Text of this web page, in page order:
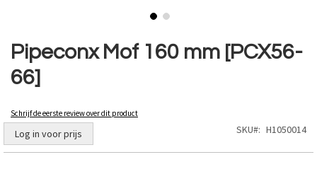
Pipeconx Mof 160 mm [PCX56-
66]
Schrijf de eerste review over dit product
Log in voor prijs SKU H1050014
naar
het
begin
van
afbeeldingen-
gallerij